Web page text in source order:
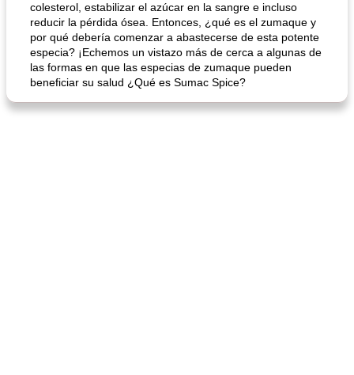
colesterol, estabilizar el azúcar en la sangre e incluso
reducir la pérdida ósea. Entonces, ¿qué es el zumaque y
por qué debería comenzar a abastecerse de esta potente
especia? ¡Echemos un vistazo más de cerca a algunas de
las formas en que las especias de zumaque pueden
beneficiar su salud ¿Qué es Sumac Spice?